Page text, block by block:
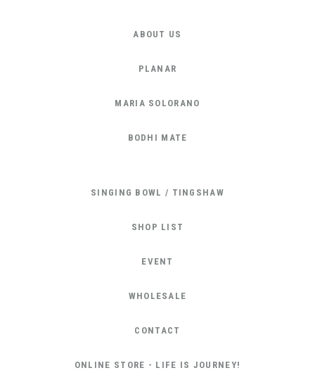
ABOUT US
PLANAR
MARIA SOLORANO
BODHI MATE
SINGING BOWL / TINGSHAW
SHOP LIST
EVENT
WHOLESALE
CONTACT
ONLINE STORE - LIFE IS JOURNEY!